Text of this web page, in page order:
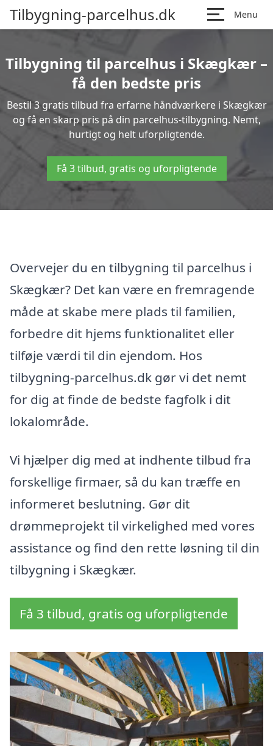
Tilbygning-parcelhus.dk Menu
Tilbygning til parcelhus i Skægkær –
få den bedste pris
Bestil 3 gratis tilbud fra erfarne håndværkere i Skægkær
og få en skarp pris på din parcelhus-tilbygning. Nemt,
hurtigt og helt uforpligtende.
Få 3 tilbud, gratis og uforpligtende
Overvejer du en tilbygning til parcelhus i
Skægkær? Det kan være en fremragende
måde at skabe mere plads til familien,
forbedre dit hjems funktionalitet eller
tilføje værdi til din ejendom. Hos
tilbygning-parcelhus.dk gør vi det nemt
for dig at finde de bedste fagfolk i dit
lokalområde.
Vi hjælper dig med at indhente tilbud fra
forskellige firmaer, så du kan træffe en
informeret beslutning. Gør dit
drømmeprojekt til virkelighed med vores
assistance og find den rette løsning til din
tilbygning i Skægkær.
Få 3 tilbud, gratis og uforpligtende